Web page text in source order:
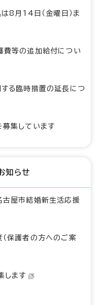
8月14日（金曜日）ま
費等の追加給付につい
る臨時措置の延長につ
集しています
知らせ
屋市結婚新生活応援
保護者の方へのご案
します